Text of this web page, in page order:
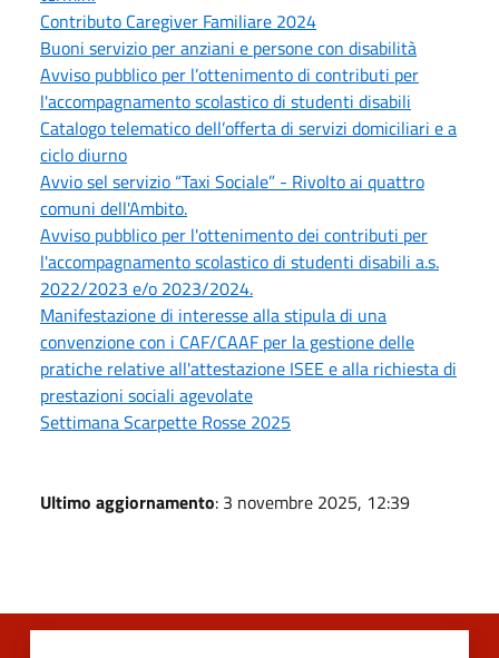
Contributo Caregiver Familiare 2024
Buoni servizio per anziani e persone con disabilità
Avviso pubblico per l’ottenimento di contributi per
l'accompagnamento scolastico di studenti disabili
Catalogo telematico dell’offerta di servizi domiciliari e a
ciclo diurno
Avvio sel servizio “Taxi Sociale” - Rivolto ai quattro
comuni dell'Ambito.
Avviso pubblico per l'ottenimento dei contributi per
l'accompagnamento scolastico di studenti disabili a.s.
2022/2023 e/o 2023/2024.
Manifestazione di interesse alla stipula di una
convenzione con i CAF/CAAF per la gestione delle
pratiche relative all'attestazione ISEE e alla richiesta di
prestazioni sociali agevolate
Settimana Scarpette Rosse 2025
Ultimo aggiornamento: 3 novembre 2025, 12:39